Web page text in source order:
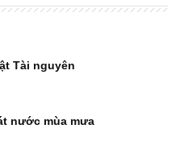
Tài nguyên
nước mùa mưa